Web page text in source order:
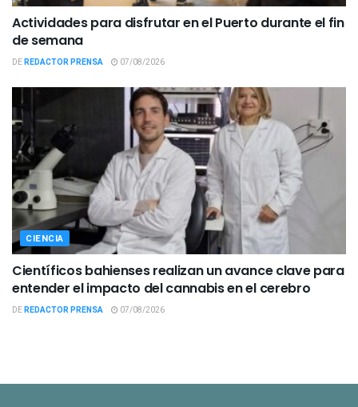
Actividades para disfrutar en el Puerto durante el fin
de semana
DEREDACTOR PRENSA 07/08/2026
CIENCIA
Científicos bahienses realizan un avance clave para
entender el impacto del cannabis en el cerebro
DEREDACTOR PRENSA 07/08/2026